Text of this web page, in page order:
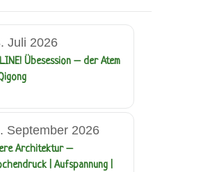
Juli 2026
Übesession – der Atem
September 2026
Architektur –
| Aufspannung |